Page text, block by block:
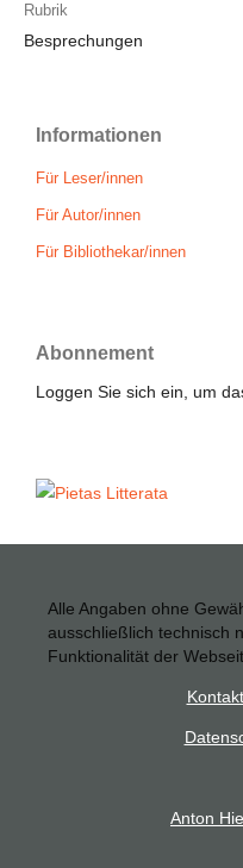
Rubrik
Besprechungen
Informationen
Für Leser/innen
Für Autor/innen
Für Bibliothekar/innen
Abonnement
Loggen Sie sich ein, um
Alle Angaben ohne
ausschließlich technisch
Funktionalität der
Anton